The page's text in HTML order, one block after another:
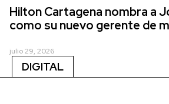
Hilton Cartagena nombra a
como su nuevo gerente de
julio 29, 2026
DIGITAL